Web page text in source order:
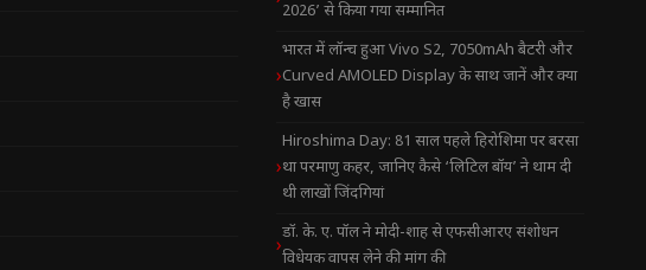
2026’ से किया गया सम्मानित
भारत में लॉन्च हुआ Vivo S2, 7050mAh बैटरी और
Curved AMOLED Display के साथ जानें और क्या
है खास
Hiroshima Day: 81 साल पहले हिरोशिमा पर बरसा
था परमाणु कहर, जानिए कैसे ‘लिटिल बॉय’ ने थाम दी
थी लाखों जिंदगियां
डॉ. के. ए. पॉल ने मोदी-शाह से एफसीआरए संशोधन
विधेयक वापस लेने की मांग की